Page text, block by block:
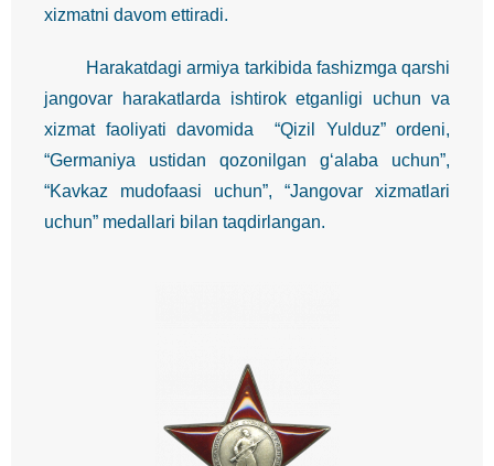
xizmatni davom ettiradi.
Harakatdagi armiya tarkibida fashizmga qarshi
jangovar harakatlarda ishtirok etganligi uchun va
xizmat faoliyati davomida “Qizil Yulduz” ordeni,
“Germaniya ustidan qozonilgan g‘alaba uchun”,
“Kavkaz mudofaasi uchun”, “Jangovar xizmatlari
uchun” medallari bilan taqdirlangan.